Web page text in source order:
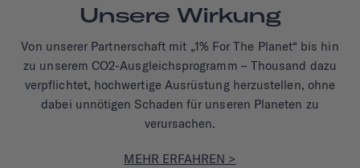
Unsere Wirkung
Von unserer Partnerschaft mit „1% For The Planet“ bis hin
zu unserem CO2-Ausgleichsprogramm – Thousand dazu
verpflichtet, hochwertige Ausrüstung herzustellen, ohne
dabei unnötigen Schaden für unseren Planeten zu
verursachen.
MEHR ERFAHREN >